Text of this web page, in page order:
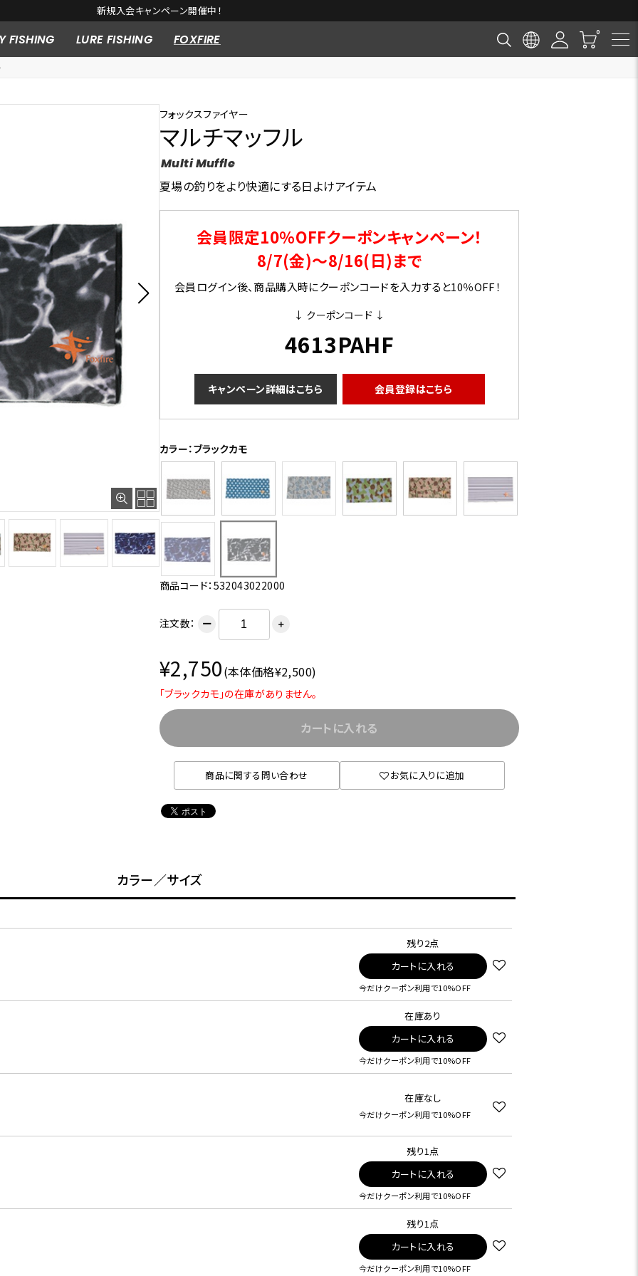
新規入会キャンペーン開催中！
FISHING LURE FISHING FOXFIRE
ホワイト
フォックスファイヤー
マルチマッフル
Multi Muffle
夏場の釣りをより快適にする日よけアイテム
会員限定10％OFFクーポンキャンペーン！
8/7(金)～8/16(日)まで
会員ログイン後、商品購入時にクーポンコードを入力すると10％OFF！
↓ クーポンコード ↓
4613PAHF
キャンペーン詳細はこちら 会員登録はこちら
カラー：ブラックカモ
商品コード：532043022000
注文数： ー ＋
¥2,750(本体価格¥2,500)
「ブラックカモ」の在庫がありません。
カートに入れる
商品に関する問い合わせ お気に入りに追加
カラー／サイズ
残り2点
カートに入れる
今だけクーポン利用で10%OFF
在庫あり
カートに入れる
今だけクーポン利用で10%OFF
在庫なし
今だけクーポン利用で10%OFF
残り1点
カートに入れる
今だけクーポン利用で10%OFF
残り1点
カートに入れる
今だけクーポン利用で10%OFF